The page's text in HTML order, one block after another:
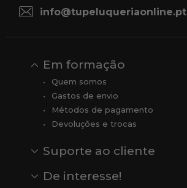
info@tupeluqueriaonline.pt
Em formação
Quem somos
Gastos de envio
Métodos de pagamento
Devoluções e trocas
Suporte ao cliente
Comentários
Comentários do Google
De interesse!